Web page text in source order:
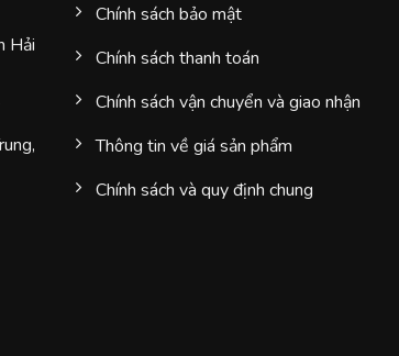
Hải
Chính sách bảo mật
Chính sách thanh toán
Chính sách vận chuyển và giao nhận
Thông tin về giá sản phẩm
Chính sách và quy định chung